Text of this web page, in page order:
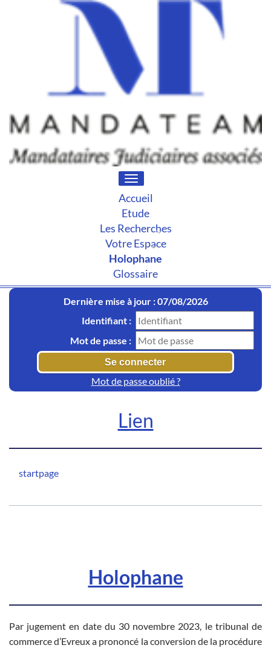
Toggle
navigation
Accueil
Etude
Les Recherches
Votre Espace
Holophane
Glossaire
Dernière mise à jour : 07/08/2026
Identifiant :
Mot de passe :
Mot de passe oublié ?
Lien
startpage
Holophane
Par jugement en date du 30 novembre 2023, le tribunal de
commerce d’Evreux a prononcé la conversion de la procédure